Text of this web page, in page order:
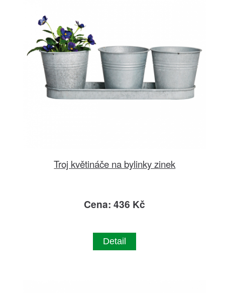
Troj květináče na bylinky zinek
Cena: 436 Kč
Detail